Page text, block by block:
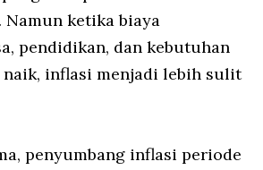
Namun ketika biaya
pendidikan, dan kebutuhan
inflasi menjadi lebih sulit
penyumbang inflasi periode